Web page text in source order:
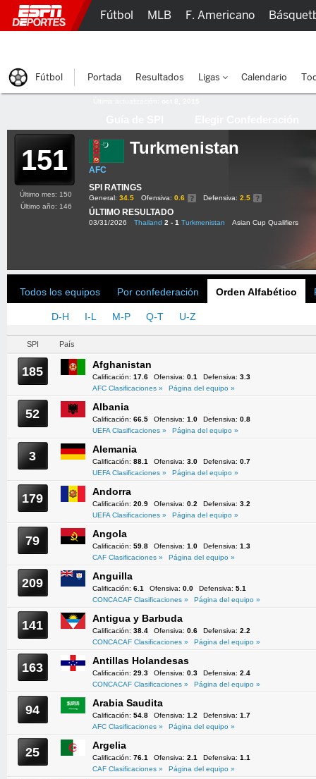
151 Turkmenistan
AFC
SPI RATINGS
General: 34.5 Ofensiva: 0.6 Defensiva: 2.5
ÚLTIMO RESULTADO
03/31/2026 Thailand 2 - 1 Turkmenistan Asian Cup Qualifiers
Último mes: 150
Último año: 146
Todos los equipos Por confederación Orden Alfabético
D-H I-L M-P Q-T U-Z
SPI País
185 Afghanistan
Calificación: 17.6 Ofensiva: 0.1 Defensiva: 3.3
AFC Clasificaciones »
Página del equipo »
52 Albania
Calificación: 66.5 Ofensiva: 1.0 Defensiva: 0.8
UEFA Clasificaciones »
Página del equipo »
3 Alemania
Calificación: 88.1 Ofensiva: 3.0 Defensiva: 0.7
UEFA Clasificaciones »
Página del equipo »
179 Andorra
Calificación: 20.9 Ofensiva: 0.2 Defensiva: 3.2
UEFA Clasificaciones »
Página del equipo »
79 Angola
Calificación: 59.8 Ofensiva: 1.0 Defensiva: 1.3
CAF Clasificaciones »
Página del equipo »
209 Anguilla
Calificación: 6.1 Ofensiva: 0.0 Defensiva: 5.1
CONCACAF Clasificaciones »
Página del equipo »
141 Antigua y Barbuda
Calificación: 38.4 Ofensiva: 0.6 Defensiva: 2.2
CONCACAF Clasificaciones »
Página del equipo »
163 Antillas Holandesas
Calificación: 29.3 Ofensiva: 0.3 Defensiva: 2.4
CONCACAF Clasificaciones »
Página del equipo »
94 Arabia Saudita
Calificación: 54.8 Ofensiva: 1.2 Defensiva: 1.7
AFC Clasificaciones »
Página del equipo »
25 Argelia
Calificación: 76.1 Ofensiva: 2.1 Defensiva: 1.1
CAF Clasificaciones »
Página del equipo »
Fútbol MLB F. Americano
Fútbol Portada Resultados Ligas Calendario